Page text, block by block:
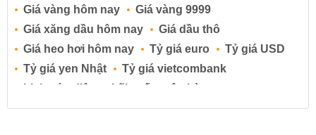
Giá vàng hôm nay
Giá vàng 9999
Giá xăng dầu hôm nay
Giá dầu thô
Giá heo hơi hôm nay
Tỷ giá euro
Tỷ giá USD
Tỷ giá yen Nhật
Tỷ giá vietcombank
Lịch cúp điện
Lãi suất ngân hàng
Lãi suất tiết kiệm
Lãi suất tiền gửi